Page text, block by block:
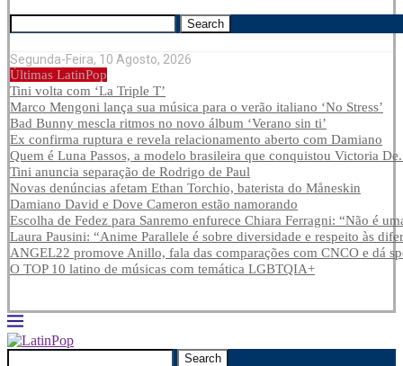
Search
Segunda-Feira, 10 Agosto, 2026
Últimas LatinPop
Tini volta com ‘La Triple T’
Marco Mengoni lança sua música para o verão italiano ‘No Stress’
Bad Bunny mescla ritmos no novo álbum ‘Verano sin ti’
Ex confirma ruptura e revela relacionamento aberto com Damiano
Quem é Luna Passos, a modelo brasileira que conquistou Victoria
Tini anuncia separação de Rodrigo de Paul
Novas denúncias afetam Ethan Torchio, baterista do Måneskin
Damiano David e Dove Cameron estão namorando
Escolha de Fedez para Sanremo enfurece Chiara Ferragni: “Não é
Laura Pausini: “Anime Parallele é sobre diversidade e respeito às
ANGEL22 promove Anillo, fala das comparações com CNCO e dá
O TOP 10 latino de músicas com temática LGBTQIA+
Search